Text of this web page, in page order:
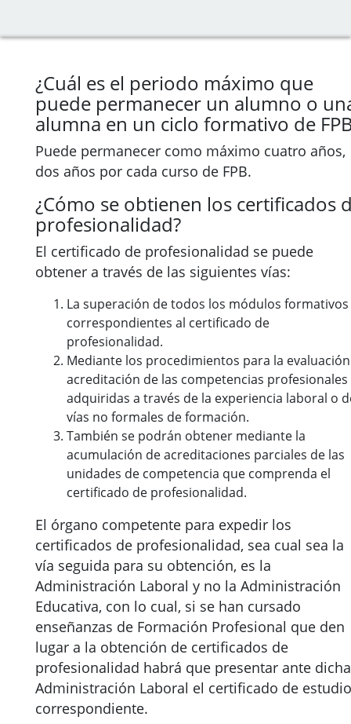
¿Cuál es el periodo máximo que
puede permanecer un alumno o
alumna en un ciclo formativo de
Puede permanecer como máximo cuatro años,
dos años por cada curso de FPB.
¿Cómo se obtienen los certificados
profesionalidad?
El certificado de profesionalidad se puede
obtener a través de las siguientes vías:
La superación de todos los módulos formativos
correspondientes al certificado de
profesionalidad.
Mediante los procedimientos para la
acreditación de las competencias profesionales
adquiridas a través de la experiencia laboral o
vías no formales de formación.
También se podrán obtener mediante la
acumulación de acreditaciones parciales de las
unidades de competencia que comprenda el
certificado de profesionalidad.
El órgano competente para expedir los
certificados de profesionalidad, sea cual sea la
vía seguida para su obtención, es la
Administración Laboral y no la Administración
Educativa, con lo cual, si se han cursado
enseñanzas de Formación Profesional que den
lugar a la obtención de certificados de
profesionalidad habrá que presentar ante dicha
Administración Laboral el certificado de
correspondiente.